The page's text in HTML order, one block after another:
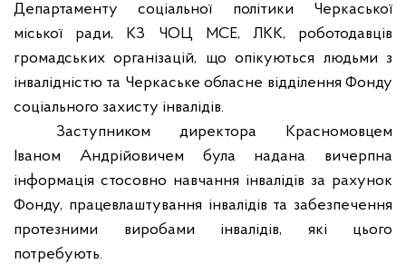
Департаменту соціальної політики Черкаської
міської ради, КЗ ЧОЦ МСЕ, ЛКК, роботодавців
громадських організацій, що опікуються людьми з
інвалідністю та Черкаське обласне відділення Фонду
соціального захисту інвалідів.
Заступником директора Красномовцем
Іваном Андрійовичем була надана вичерпна
інформація стосовно навчання інвалідів за рахунок
Фонду, працевлаштування інвалідів та забезпечення
протезними виробами інвалідів, які цього
потребують.